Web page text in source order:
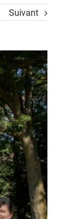
Suivant